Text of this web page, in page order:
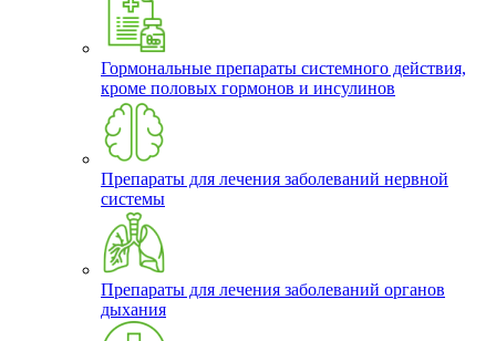
Гормональные препараты системного действия,
кроме половых гормонов и инсулинов
Препараты для лечения заболеваний нервной
системы
Препараты для лечения заболеваний органов
дыхания